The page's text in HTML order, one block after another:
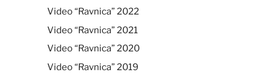
Video “Ravnica” 2022
Video “Ravnica” 2021
Video “Ravnica” 2020
Video “Ravnica” 2019